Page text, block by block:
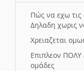
Πώς να εχω
Δηλαδη χωρις
Χρειαζεται
Επιπλεον
ομάδες